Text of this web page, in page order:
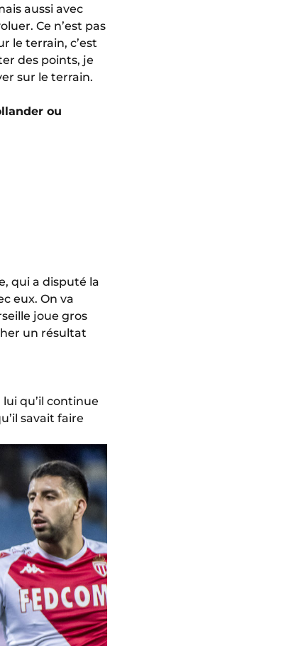
aussi avec
Ce n’est pas
le terrain, c’est
des points, je
sur le terrain.
ou
qui a disputé la
eux. On va
joue gros
un résultat
qu’il continue
savait faire